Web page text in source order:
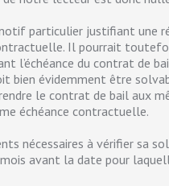
particulier justifiant une
Il pourrait
l’échéance du contrat de
bien évidemment être
le contrat de bail aux
échéance contractuelle.
nécessaires à vérifier sa
avant la date pour